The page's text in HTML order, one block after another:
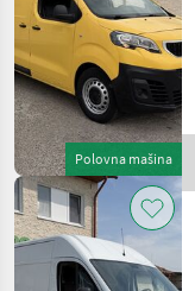
Polovna mašina